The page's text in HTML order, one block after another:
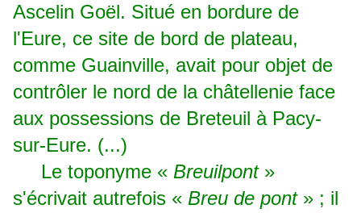
Ascelin Goël. Situé en bordure de
l'Eure, ce site de bord de plateau,
comme Guainville, avait pour objet de
contrôler le nord de la châtellenie face
aux possessions de Breteuil à Pacy-
sur-Eure. (...)
Le toponyme « Breuilpont»
s'écrivait autrefois « Breu de pont » ; il